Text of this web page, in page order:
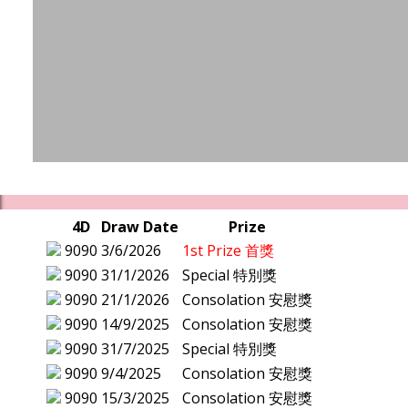
4D Draw Date
Prize
9090 3/6/2026
1st Prize 首獎
9090 31/1/2026
Special 特別獎
9090 21/1/2026
Consolation 安慰獎
9090 14/9/2025
Consolation 安慰獎
9090 31/7/2025
Special 特別獎
9090 9/4/2025
Consolation 安慰獎
9090 15/3/2025 Consolation 安慰獎